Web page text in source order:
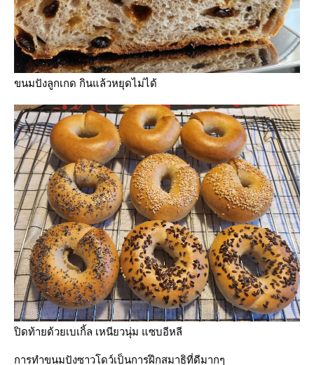
ขนมปังลูกเกด กินแล้วหยุดไม่ได้
ปิดท้ายด้วยเบเกิ้ล เหนียวนุ่ม แซบอีหลี
การทำขนมปังซาวโดว์เป็นการฝึกสมาธิที่ดีมากๆ